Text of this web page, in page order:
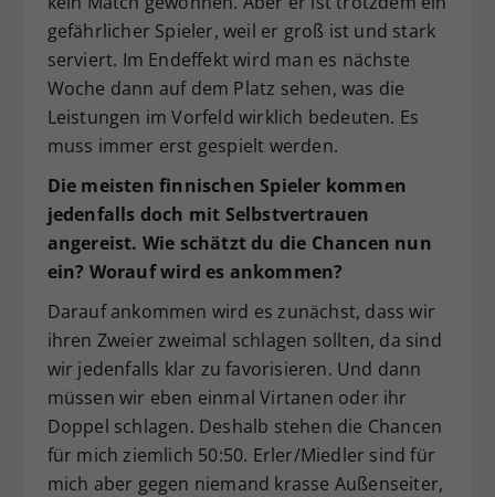
gefährlicher Spieler, weil er groß ist und stark
serviert. Im Endeffekt wird man es nächste
Woche dann auf dem Platz sehen, was die
Leistungen im Vorfeld wirklich bedeuten. Es
muss immer erst gespielt werden.
Die meisten finnischen Spieler kommen
jedenfalls doch mit Selbstvertrauen
angereist. Wie schätzt du die Chancen nun
ein? Worauf wird es ankommen?
Darauf ankommen wird es zunächst, dass wir
ihren Zweier zweimal schlagen sollten, da sind
wir jedenfalls klar zu favorisieren. Und dann
müssen wir eben einmal Virtanen oder ihr
Doppel schlagen. Deshalb stehen die Chancen
für mich ziemlich 50:50. Erler/Miedler sind für
mich aber gegen niemand krasse Außenseiter,